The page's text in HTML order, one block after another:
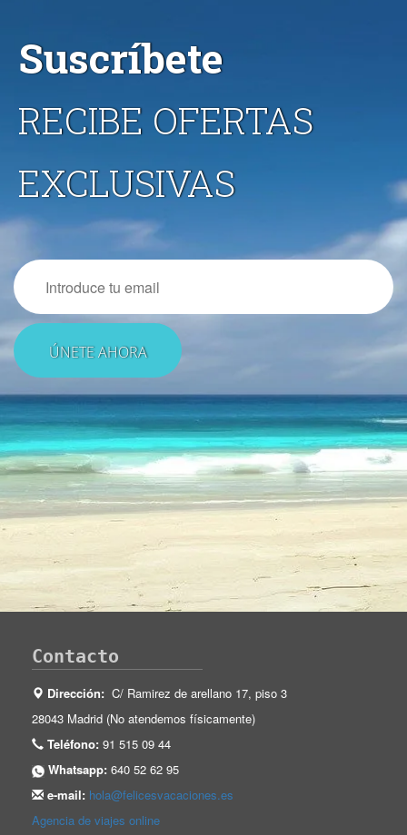
Suscríbete
RECIBE OFERTAS
EXCLUSIVAS
Email
Contacto
Dirección: C/ Ramirez de arellano 17, piso 3
28043 Madrid (No atendemos físicamente)
Teléfono: 91 515 09 44
Whatsapp: 640 52 62 95
e-mail: hola@felicesvacaciones.es
Agencia de viajes online